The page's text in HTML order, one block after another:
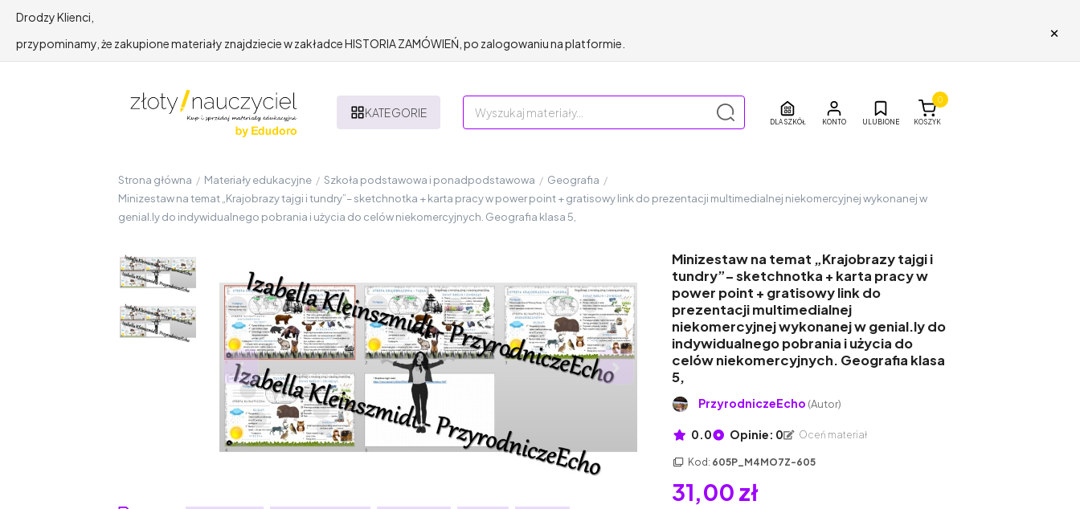
Drodzy Klienci,
przypominamy, że zakupione materiały znajdziecie w zakładce HISTORIA ZAMÓWIEŃ, po zalogowaniu na platformie.
×
KATEGORIE
DLA SZKÓŁ ULUBIONE KOSZYK
0
Strona główna / Materiały edukacyjne / Szkoła podstawowa i ponadpodstawowa / Geografia /
Minizestaw na temat „Krajobrazy tajgi i tundry”– sketchnotka + karta pracy w power point + gratisowy link do prezentacji multimedialnej niekomercyjnej wykonanej w
genial.ly do indywidualnego pobrania i użycia do celów niekomercyjnych. Geografia klasa 5,
Minizestaw na temat „Krajobrazy tajgi i
tundry”– sketchnotka + karta pracy w
power point + gratisowy link do
prezentacji multimedialnej
niekomercyjnej wykonanej w genial.ly do
indywidualnego pobrania i użycia do
celów niekomercyjnych. Geografia klasa
5,
PrzyrodniczeEcho (Autor)
0.0 Opinie: 0 Oceń materiał
Kod: 605P_M4MO7Z-605
31,00 zł